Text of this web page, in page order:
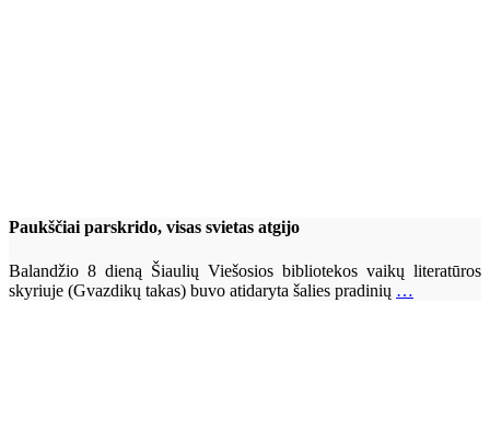
Paukščiai parskrido, visas svietas atgijo
Balandžio 8 dieną Šiaulių Viešosios bibliotekos vaikų literatūros
skyriuje (Gvazdikų takas) buvo atidaryta šalies pradinių …